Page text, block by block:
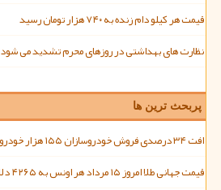
قیمت هر کیلو دام زنده به ۷۴۰ هزار تومان رسید
نظارت های بهداشتی در روزهای محرم تشدید می شود
پربحث ترین ها
افت ۳۴ درصدی فروش خودروسازان ۱۵۵ هزار خودرو در چهار ماه به فروش رسید
قیمت جهانی طلا امروز ۱۵ مرداد هر اونس به ۴۲۶۵ دلار و ۲۲ سنت رسید